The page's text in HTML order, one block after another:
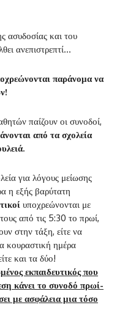
ασυδοσίας και του
ανεπιστρεπτί…
παράνομα να
παίζουν οι συνοδοί,
από τα σχολεία
για λόγους μείωσης
η εξής βαρύτατη
υποχρεώνονται με
από τις 5:30 το πρωί,
στην τάξη, είτε να
κουραστική ημέρα
και τα δύο!
εκπαιδευτικός που
κάνει το συνοδό πρωί-
με ασφάλεια μια τόσο